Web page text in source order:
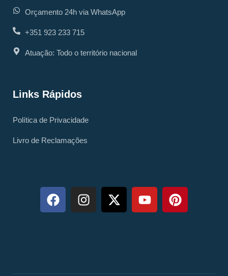
Orçamento 24h via WhatsApp
+351 923 233 715
Atuação: Todo o território nacional
Links Rápidos
Política de Privacidade
Livro de Reclamações